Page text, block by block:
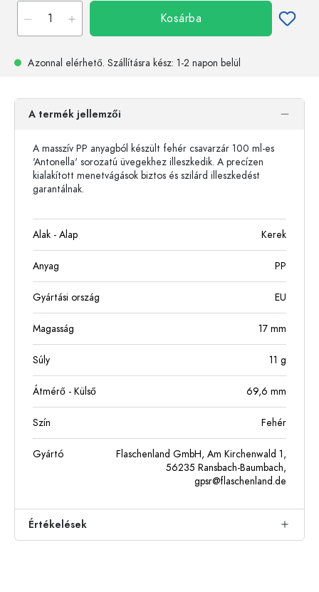
Kosárba
Azonnal elérhető. Szállításra kész: 1-2 napon belül
A termék jellemzői
A masszív PP anyagból készült fehér csavarzár 100 ml-es
'Antonella' sorozatú üvegekhez illeszkedik. A precízen
kialakított menetvágások biztos és szilárd illeszkedést
garantálnak.
Alak - Alap Kerek
Anyag PP
Gyártási ország EU
Magasság 17 mm
Súly 11 g
Átmérő - Külső 69,6 mm
Szín Fehér
Gyártó
Flaschenland GmbH, Am Kirchenwald 1,
56235 Ransbach-Baumbach,
gpsr@flaschenland.de
Értékelések